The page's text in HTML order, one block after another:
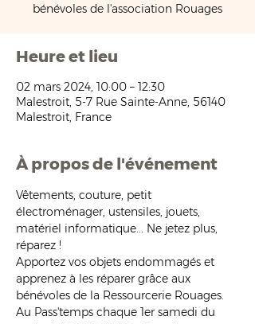
bénévoles de l'association Rouages
Heure et lieu
02 mars 2024, 10:00 – 12:30
Malestroit, 5-7 Rue Sainte-Anne, 56140
Malestroit, France
À propos de l'événement
Vêtements, couture, petit
électroménager, ustensiles, jouets,
matériel informatique... Ne jetez plus,
réparez !
Apportez vos objets endommagés et
apprenez à les réparer grâce aux
bénévoles de la Ressourcerie Rouages.
Au Pass'temps chaque 1er samedi du